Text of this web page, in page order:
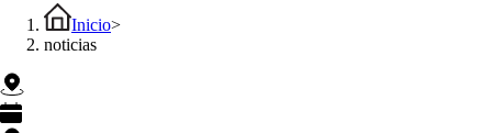
Inicio>
noticias